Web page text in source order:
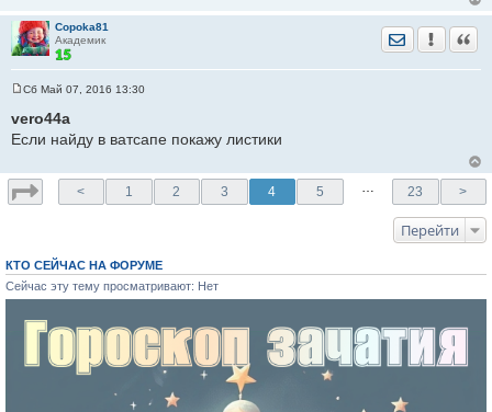
Copoka81
Академик
Отправить
о
б
н
и
е
Сб Май 07, 2016 13:30
vero44a
Если найду в ватсапе покажу листики
< 1 2 3 4 5 … 23 >
Перейти
КТО СЕЙЧАС НА ФОРУМЕ
Сейчас эту тему просматривают: Нет